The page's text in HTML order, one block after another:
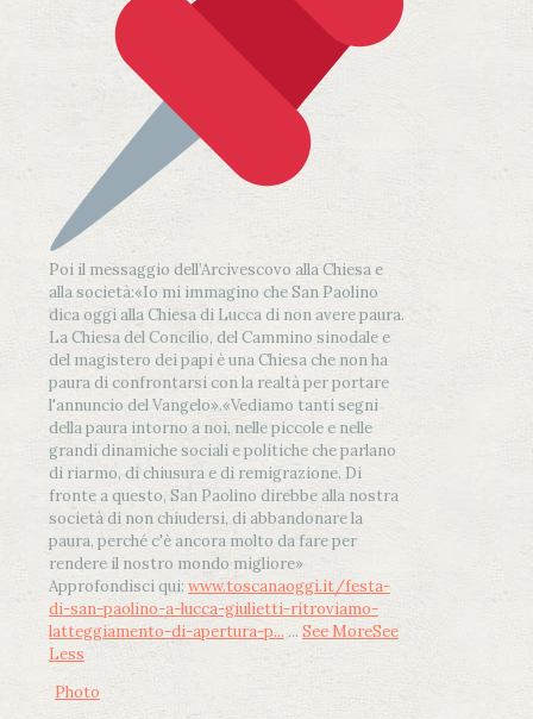
Poi il messaggio dell’Arcivescovo alla Chiesa e
alla società:«Io mi immagino che San Paolino
dica oggi alla Chiesa di Lucca di non avere paura.
La Chiesa del Concilio, del Cammino sinodale e
del magistero dei papi è una Chiesa che non ha
paura di confrontarsi con la realtà per portare
l'annuncio del Vangelo».«Vediamo tanti segni
della paura intorno a noi, nelle piccole e nelle
grandi dinamiche sociali e politiche che parlano
di riarmo, di chiusura e di remigrazione. Di
fronte a questo, San Paolino direbbe alla nostra
società di non chiudersi, di abbandonare la
paura, perché c'è ancora molto da fare per
rendere il nostro mondo migliore»
Approfondisci qui: www.toscanaoggi.it/festa-
di-san-paolino-a-lucca-giulietti-ritroviamo-
latteggiamento-di-apertura-p... ... See MoreSee
Less
Photo